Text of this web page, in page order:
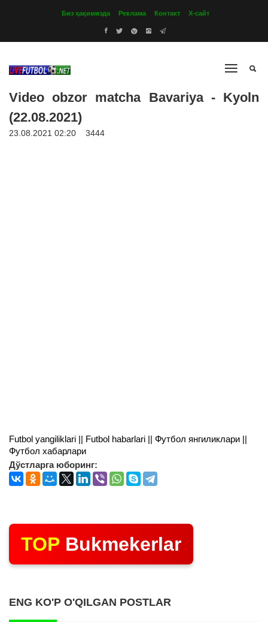
Биз ҳақимизда Реклама Контакт Х-сайт
Video obzor matcha Bavariya - Kyoln
(22.08.2021)
23.08.2021 02:20 3444
Futbol yangiliklari || Futbol habarlari || Футбол янгиликлари ||
Футбол хабарлари
Дўстларга юборинг:
TOP Bukmekerlar
ENG KO'P O'QILGAN POSTLAR